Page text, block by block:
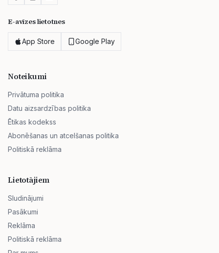
E-avīzes lietotnes
App Store Google Play
Noteikumi
Privātuma politika
Datu aizsardzības politika
Ētikas kodekss
Abonēšanas un atcelšanas politika
Politiskā reklāma
Lietotājiem
Sludinājumi
Pasākumi
Reklāma
Politiskā reklāma